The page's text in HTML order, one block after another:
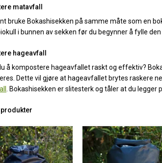
matavfall
bruke Bokashisekken på samme måte som en
i bunnen av sekken før du begynner å fylle den
hageavfall
å kompostere hageavfallet raskt og effektiv?
Dette vil gjøre at hageavfallet brytes raskere
. Bokashisekken er slitesterk og tåler at du